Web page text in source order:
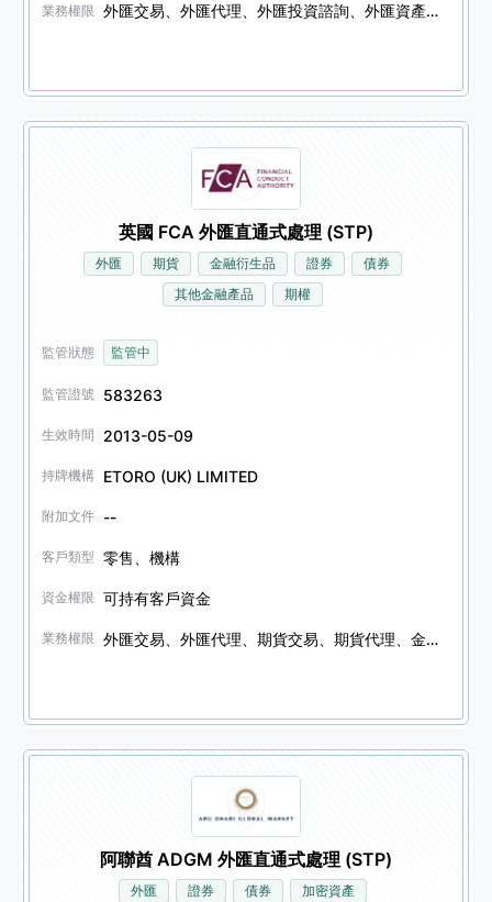
業務權限 外匯交易、外匯代理、外匯投資諮詢、外匯資產管理、金融衍生品交易、金融衍生品代理、金融衍生品投資諮詢、金融衍生品資產管理、證券交易、證券代理、證券投資諮詢、證券資產管理、債券交易、債券代理、債券投資諮詢、債券資產管理、加密資產轉移、其他金融產品交易、其他金融產品代理、其他金融產品投資諮詢、其他金融產品資產管理
英國 FCA 外匯直通式處理 (STP)
外匯 期貨 金融衍生品 證券
債券
其他金融產品
期權
監管狀態 監管中
監管證號 583263
生效時間 2013-05-09
持牌機構 ETORO (UK) LIMITED
附加文件 --
客戶類型 零售、機構
資金權限 可持有客戶資金
業務權限 外匯交易、外匯代理、期貨交易、期貨代理、金融衍生品交易、金融衍生品代理、證券交易、證券代理、證券信託服務、債券交易、債券代理、債券信託服務、其他金融產品交易、其他金融產品代理、期權交易、期權代理
阿聯酋 ADGM 外匯直通式處理 (STP)
外匯 證券 債券 加密資產